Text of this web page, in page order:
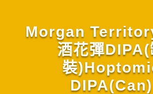
Morgan
酒花彈DIPA(
裝
DIPA(Can)